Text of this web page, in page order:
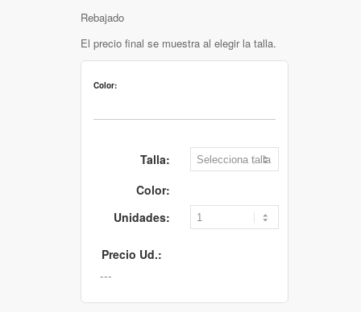
Rebajado
El precio final se muestra al elegir la talla.
Color:
Talla:
Color:
Unidades:
Precio Ud.: